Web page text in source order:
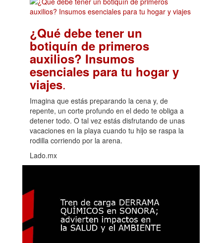
¿Qué debe tener un
botiquín de primeros
auxilios? Insumos
esenciales para tu hogar y
viajes.
Imagina que estás preparando la cena y, de
repente, un corte profundo en el dedo te obliga a
detener todo. O tal vez estás disfrutando de unas
vacaciones en la playa cuando tu hijo se raspa la
rodilla corriendo por la arena.
Lado.mx